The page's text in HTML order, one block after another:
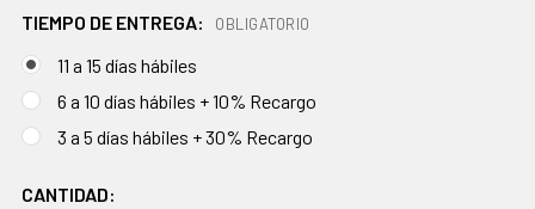
TIEMPO DE ENTREGA: OBLIGATORIO
11 a 15 días hábiles
6 a 10 días hábiles + 10% Recargo
3 a 5 días hábiles + 30% Recargo
EXISTENCIAS
CANTIDAD: